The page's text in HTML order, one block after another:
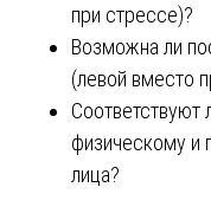
при стрессе)?
Возможна ли
(левой вместо
Соответствуют
физическому и
лица?